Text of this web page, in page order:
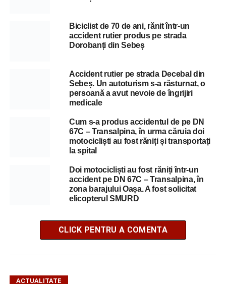
Biciclist de 70 de ani, rănit într-un
accident rutier produs pe strada
Dorobanți din Sebeș
Accident rutier pe strada Decebal din
Sebeș. Un autoturism s-a răsturnat, o
persoană a avut nevoie de îngrijiri
medicale
Cum s-a produs accidentul de pe DN
67C – Transalpina, în urma căruia doi
motocicliști au fost răniți și transportați
la spital
Doi motocicliști au fost răniți într-un
accident pe DN 67C – Transalpina, în
zona barajului Oașa. A fost solicitat
elicopterul SMURD
CLICK PENTRU A COMENTA
ACTUALITATE